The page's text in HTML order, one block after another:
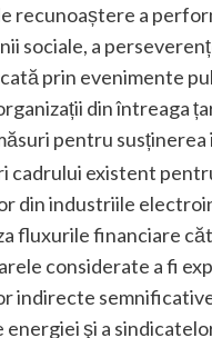
recunoaștere a
sociale, a
prin evenimente
din întreaga
pentru
cadrului existent
din industriile
fluxurile financiare
considerate a fi
indirecte
şi a